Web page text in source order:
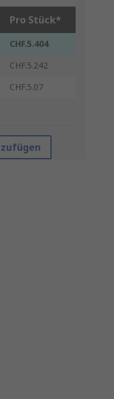
Pro Stück*
CHF.5.404
CHF.5.242
CHF.5.07